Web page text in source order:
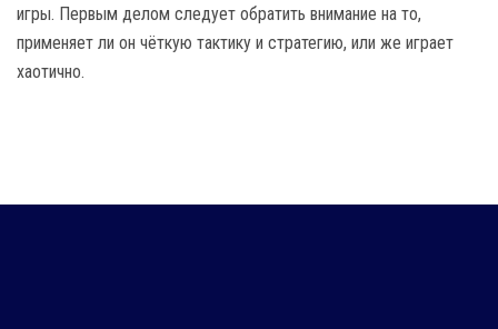
игры. Первым делом следует обратить внимание на то,
применяет ли он чёткую тактику и стратегию, или же играет
хаотично.